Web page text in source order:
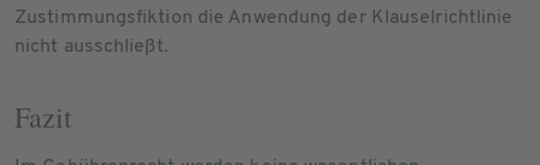
Zustimmungsfiktion die Anwendung der Klauselrichtlinie
nicht ausschließt.
Fazit